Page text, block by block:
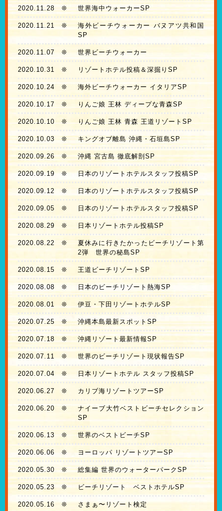
2020.11.28 ❊ 世界海中ウォーカーSP
2020.11.21 ❊
海外ビーチウォーカー バヌアツ共和国
SP
2020.11.07 ❊ 世界ビーチウォーカー
2020.10.31 ❊ リゾートホテル投稿＆深掘りSP
2020.10.24 ❊ 海外ビーチウォーカー イタリアSP
2020.10.17 ❊ りんご娘 王林 ディープな青森SP
2020.10.10 ❊ りんご娘 王林 青森 王道リゾートSP
2020.10.03❊ キングオブ離島 沖縄・石垣島SP
2020.09.26❊ 沖縄 宮古島 徹底解剖SP
2020.09.19 ❊ 日本のリゾートホテルスタッフ投稿SP
2020.09.12 ❊ 日本のリゾートホテルスタッフ投稿SP
2020.09.05 ❊ 日本のリゾートホテルスタッフ投稿SP
2020.08.29 ❊ 日本リゾートホテル投稿SP
2020.08.22 ❊
夏休みに行きたかったビーチリゾート第
2弾 世界の秘島SP
2020.08.15 ❊ 王道ビーチリゾートSP
2020.08.08 ❊ 日本のビーチリゾート熱海SP
2020.08.01 ❊ 伊豆・下田リゾートホテルSP
2020.07.25❊ 沖縄本島最新スポットSP
2020.07.18❊ 沖縄リゾート最新情報SP
2020.07.11 ❊ 世界のビーチリゾート現状報告SP
2020.07.04 ❊ 日本リゾートホテル スタッフ投稿SP
2020.06.27 ❊ カリブ海リゾートツアーSP
2020.06.20 ❊
ナイーブ大竹ベストビーチセレクション
SP
2020.06.13 ❊ 世界のベストビーチSP
2020.06.06 ❊ ヨーロッパ リゾートツアーSP
2020.05.30 ❊ 総集編 世界のウォーターパークSP
2020.05.23❊ ビーチリゾート ベストホテルSP
2020.05.16 ❊ さまぁ〜リゾート検定